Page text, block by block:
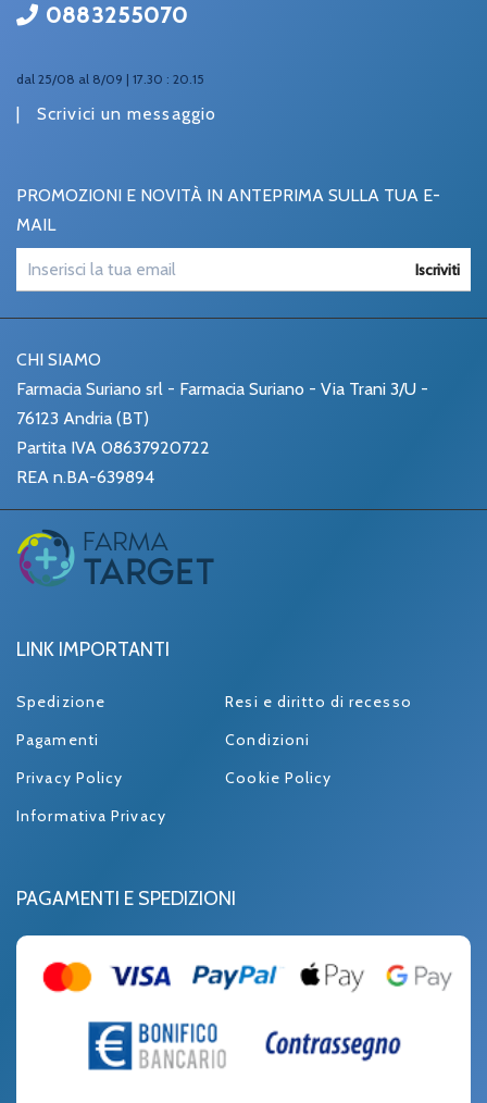
0883255070
dal 25/08 al 8/09 | 17.30 : 20.15
| Scrivici un messaggio
PROMOZIONI E NOVITÀ IN ANTEPRIMA SULLA TUA E-
MAIL
Iscriviti
CHI SIAMO
Farmacia Suriano srl - Farmacia Suriano - Via Trani 3/U -
76123 Andria (BT)
Partita IVA 08637920722
REA n.BA-639894
LINK IMPORTANTI
Spedizione
Resi e diritto di recesso
Pagamenti
Condizioni
Privacy Policy
Cookie Policy
Informativa Privacy
PAGAMENTI E SPEDIZIONI